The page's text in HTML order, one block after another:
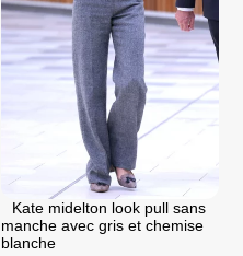
Kate midelton look pull sans
manche avec gris et chemise
blanche